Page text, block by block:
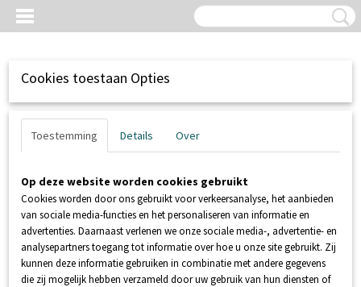
Inloggen Registreren
UW WINKELWAGEN
Cookies toestaan Opties
Toestemming Details Over
Op deze website worden cookies gebruikt
Cookies worden door ons gebruikt voor verkeersanalyse, het aanbieden
van sociale media-functies en het personaliseren van informatie en
advertenties. Daarnaast verlenen we onze sociale media-, advertentie- en
analysepartners toegang tot informatie over hoe u onze site gebruikt. Zij
kunnen deze informatie gebruiken in combinatie met andere gegevens
die zij mogelijk hebben verzameld door uw gebruik van hun diensten of